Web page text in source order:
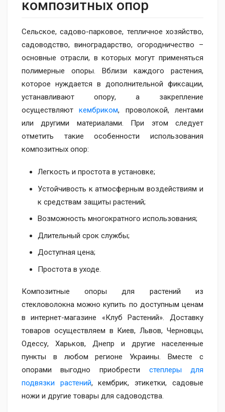
композитных опор
Сельское, садово-парковое, тепличное хозяйство,
садоводство, виноградарство, огородничество –
основные отрасли, в которых могут применяться
полимерные опоры. Вблизи каждого растения,
которое нуждается в дополнительной фиксации,
устанавливают опору, а закрепление
осуществляюткембриком, проволокой, лентами
или другими материалами. При этом следует
отметить такие особенности использования
композитных опор:
Легкость и простота в установке;
Устойчивость к атмосферным воздействиям и
к средствам защиты растений;
Возможность многократного использования;
Длительный срок службы;
Доступная цена;
Простота в уходе.
Композитные опоры для растений из
стекловолокна можно купить по доступным ценам
в интернет-магазине «Клуб Растений». Доставку
товаров осуществляем в Киев, Львов, Черновцы,
Одессу, Харьков, Днепр и другие населенные
пункты в любом регионе Украины. Вместе с
опорами выгодно приобрести степлеры для
подвязки растений, кембрик, этикетки, садовые
ножи и другие товары для садоводства.